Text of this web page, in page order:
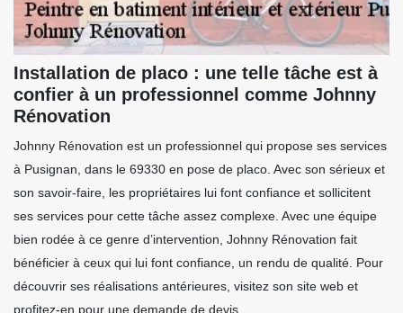
Installation de placo : une telle tâche est à
confier à un professionnel comme Johnny
Rénovation
Johnny Rénovation est un professionnel qui propose ses services
à Pusignan, dans le 69330 en pose de placo. Avec son sérieux et
son savoir-faire, les propriétaires lui font confiance et sollicitent
ses services pour cette tâche assez complexe. Avec une équipe
bien rodée à ce genre d’intervention, Johnny Rénovation fait
bénéficier à ceux qui lui font confiance, un rendu de qualité. Pour
découvrir ses réalisations antérieures, visitez son site web et
profitez-en pour une demande de devis.